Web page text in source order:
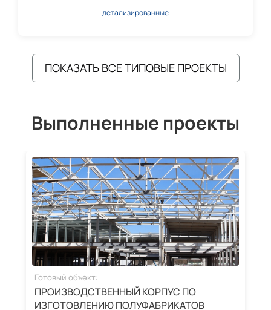
детализированные
ПОКАЗАТЬ ВСЕ ТИПОВЫЕ ПРОЕКТЫ
Выполненные проекты
Готовый объект:
ПРОИЗВОДСТВЕННЫЙ КОРПУС ПО
ИЗГОТОВЛЕНИЮ ПОЛУФАБРИКАТОВ